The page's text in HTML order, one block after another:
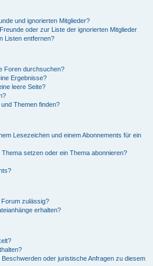
und ignorierten Mitglieder?
oder zur Liste der ignorierten Mitglieder
Listen entfernen?
Foren durchsuchen?
Ergebnisse?
leere Seite?
Themen finden?
Lesezeichen und einem Abonnements für ein
setzen oder ein Thema abonnieren?
zulässig?
erhalten?
oder juristische Anfragen zu diesem